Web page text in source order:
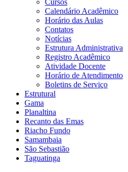
Calendário Acadêmico
Horário das Aulas
Contatos
Notícias
Estrutura Administrativa
Registro Acadêmico
Atividade Docente
Horário de Atendimento
Boletins de Serviço
Estrutural
Gama
Planaltina
Recanto das Emas
Riacho Fundo
Samambaia
São Sebastião
Taguatinga